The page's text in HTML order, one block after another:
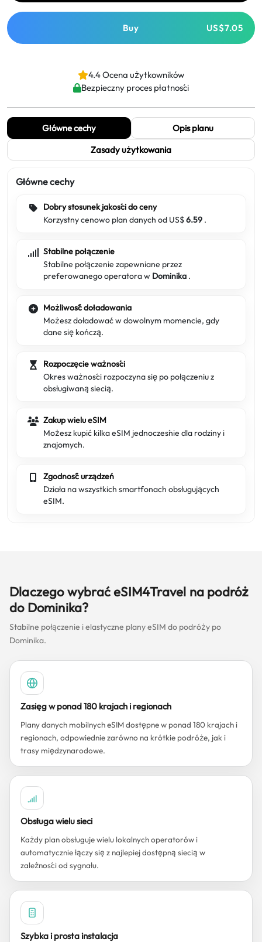
Buy US$7.05
4.4 Ocena użytkowników
Bezpieczny proces płatności
Główne cechy
Opis planu
Zasady użytkowania
Główne cechy
Dobry stosunek jakości do ceny
Korzystny cenowo plan danych od US$6.59 .
Stabilne połączenie
Stabilne połączenie zapewniane przez
preferowanego operatora w Dominika .
Możliwość doładowania
Możesz doładować w dowolnym momencie, gdy
dane się kończą.
Rozpoczęcie ważności
Okres ważności rozpoczyna się po połączeniu z
obsługiwaną siecią.
Zakup wielu eSIM
Możesz kupić kilka eSIM jednocześnie dla rodziny i
znajomych.
Zgodność urządzeń
Działa na wszystkich smartfonach obsługujących
eSIM.
Dlaczego wybrać eSIM4Travel na podróż
do Dominika?
Stabilne połączenie i elastyczne plany eSIM do podróży po
Dominika.
Zasięg w ponad 180 krajach i regionach
Plany danych mobilnych eSIM dostępne w ponad 180 krajach i
regionach, odpowiednie zarówno na krótkie podróże, jak i
trasy międzynarodowe.
Obsługa wielu sieci
Każdy plan obsługuje wielu lokalnych operatorów i
automatycznie łączy się z najlepiej dostępną siecią w
zależności od sygnału.
Szybka i prosta instalacja